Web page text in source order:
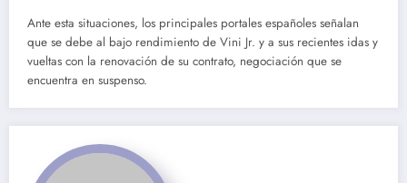
Ante esta situaciones, los principales portales españoles señalan
que se debe al bajo rendimiento de Vini Jr. y a sus recientes idas y
vueltas con la renovación de su contrato, negociación que se
encuentra en suspenso.